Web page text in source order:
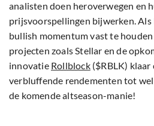
analisten doen heroverwegen en
prijsvoorspellingen bijwerken.
bullish momentum vast te
projecten zoals Stellar en de
innovatie Rollblock($RBLK) klaar
verbluffende rendementen tot
de komende altseason-manie!